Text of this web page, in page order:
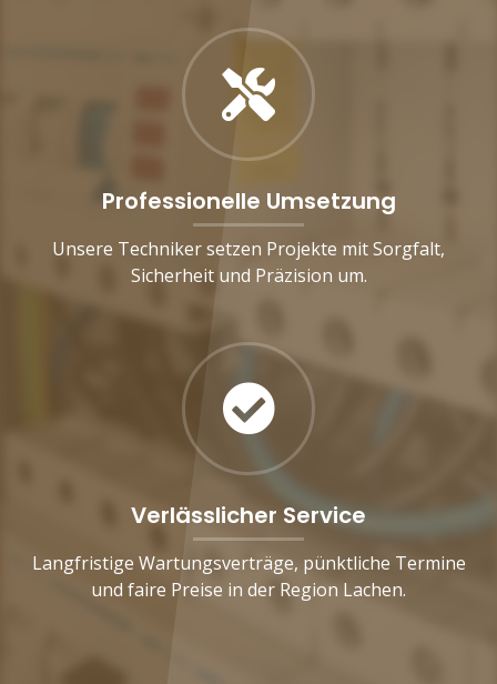
Professionelle Umsetzung
Unsere Techniker setzen Projekte mit Sorgfalt,
Sicherheit und Präzision um.
Verlässlicher Service
Langfristige Wartungsverträge, pünktliche Termine
und faire Preise in der Region Lachen.